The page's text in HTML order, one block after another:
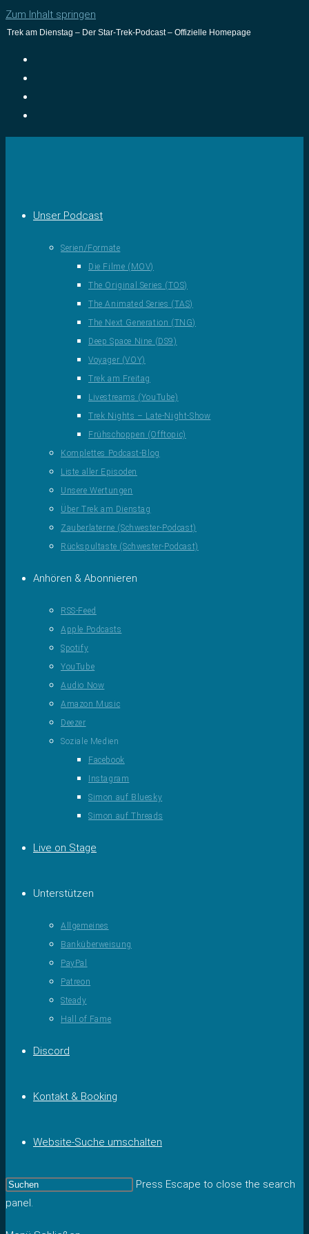
Zum Inhalt springen
Trek am Dienstag – Der Star-Trek-Podcast – Offizielle Homepage
Unser Podcast
Serien/Formate
Die Filme (MOV)
The Original Series (TOS)
The Animated Series (TAS)
The Next Generation (TNG)
Deep Space Nine (DS9)
Voyager (VOY)
Trek am Freitag
Livestreams (YouTube)
Trek Nights – Late-Night-Show
Frühschoppen (Offtopic)
Komplettes Podcast-Blog
Liste aller Episoden
Unsere Wertungen
Über Trek am Dienstag
Zauberlaterne (Schwester-Podcast)
Rückspultaste (Schwester-Podcast)
Anhören & Abonnieren
RSS-Feed
Apple Podcasts
Spotify
YouTube
Audio Now
Amazon Music
Deezer
Soziale Medien
Facebook
Instagram
Simon auf Bluesky
Simon auf Threads
Live on Stage
Unterstützen
Allgemeines
Banküberweisung
PayPal
Patreon
Steady
Hall of Fame
Discord
Kontakt & Booking
Website-Suche umschalten
Press Escape to close the search
panel.